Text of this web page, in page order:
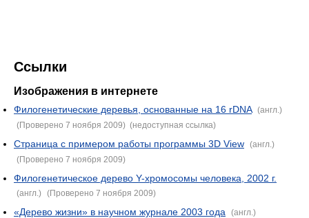
Ссылки
Изображения в интернете
Филогенетические деревья, основанные на 16 rDNA (англ.)
(Проверено 7 ноября 2009) (недоступная ссылка)
Страница с примером работы программы 3D View (англ.)
(Проверено 7 ноября 2009)
Филогенетическое дерево Y-хромосомы человека, 2002 г.
(англ.) (Проверено 7 ноября 2009)
«Дерево жизни» в научном журнале 2003 года
(англ.)